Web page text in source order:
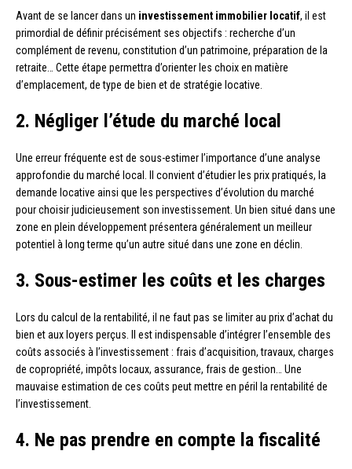
Avant de se lancer dans un investissement immobilier locatif, il est
primordial de définir précisément ses objectifs : recherche d’un
complément de revenu, constitution d’un patrimoine, préparation de la
retraite… Cette étape permettra d’orienter les choix en matière
d’emplacement, de type de bien et de stratégie locative.
2. Négliger l’étude du marché local
Une erreur fréquente est de sous-estimer l’importance d’une analyse
approfondie du marché local. Il convient d’étudier les prix pratiqués, la
demande locative ainsi que les perspectives d’évolution du marché
pour choisir judicieusement son investissement. Un bien situé dans une
zone en plein développement présentera généralement un meilleur
potentiel à long terme qu’un autre situé dans une zone en déclin.
3. Sous-estimer les coûts et les charges
Lors du calcul de la rentabilité, il ne faut pas se limiter au prix d’achat du
bien et aux loyers perçus. Il est indispensable d’intégrer l’ensemble des
coûts associés à l’investissement : frais d’acquisition, travaux, charges
de copropriété, impôts locaux, assurance, frais de gestion… Une
mauvaise estimation de ces coûts peut mettre en péril la rentabilité de
l’investissement.
4. Ne pas prendre en compte la fiscalité